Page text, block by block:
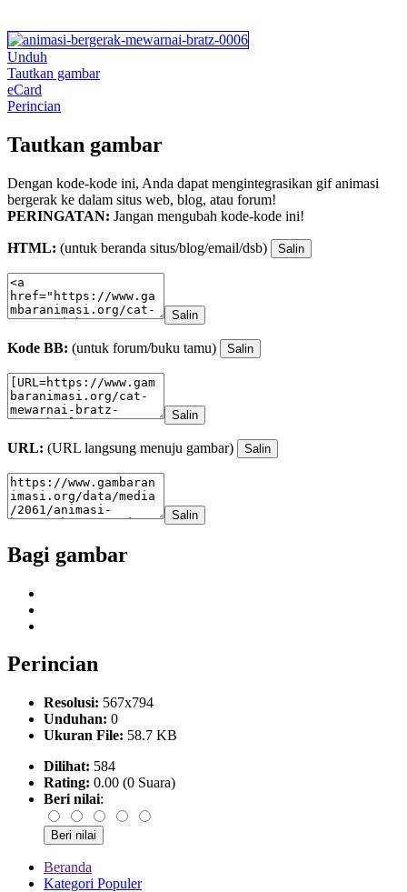
Unduh
Tautkan gambar
eCard
Perincian
Tautkan gambar
Dengan kode-kode ini, Anda dapat mengintegrasikan gif animasi
bergerak ke dalam situs web, blog, atau forum!
PERINGATAN: Jangan mengubah kode-kode ini!
HTML: (untuk beranda situs/blog/email/dsb) Salin
Salin
Kode BB: (untuk forum/buku tamu) Salin
Salin
URL: (URL langsung menuju gambar) Salin
Salin
Bagi gambar
Perincian
Resolusi: 567x794
Unduhan: 0
Ukuran File: 58.7 KB
Dilihat: 584
Rating: 0.00 (0 Suara)
Beri nilai:
Beranda
Kategori Populer